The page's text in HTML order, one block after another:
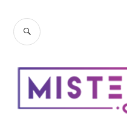
contenu
RECHERCHE